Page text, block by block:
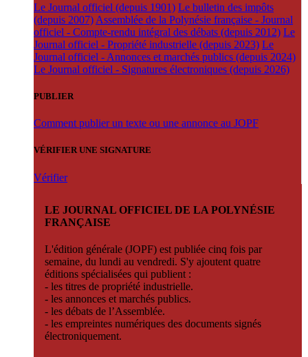
Le Journal officiel (depuis 1901) Le bulletin des impôts
(depuis 2007) Assemblée de la Polynésie française - Journal
officiel - Compte-rendu intégral des débats (depuis 2012) Le
Journal officiel - Propriété industrielle (depuis 2023) Le
Journal officiel - Annonces et marchés publics (depuis 2024)
Le Journal officiel - Signatures électroniques (depuis 2026)
PUBLIER
Comment publier un texte ou une annonce au JOPF
VÉRIFIER UNE SIGNATURE
Vérifier
LE JOURNAL OFFICIEL DE LA POLYNÉSIE
FRANÇAISE
L'édition générale (JOPF) est publiée cinq fois par
semaine, du lundi au vendredi. S'y ajoutent quatre
éditions spécialisées qui publient :
- les titres de propriété industrielle.
- les annonces et marchés publics.
- les débats de l’Assemblée.
- les empreintes numériques des documents signés
électroniquement.